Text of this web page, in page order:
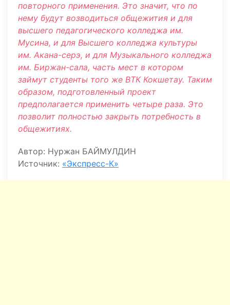
повторного применения. Это значит, что по
нему будут возводиться общежития и для
высшего педагогического колледжа им.
Мусина, и для Высшего колледжа культуры
им. Акана-серэ, и для Музыкального колледжа
им. Биржан-сала, часть мест в котором
займут студенты того же ВТК Кокшетау. Таким
образом, подготовленный проект
предполагается применить четыре раза. Это
позволит полностью закрыть потребность в
общежитиях.
Автор: Нуржан БАЙМУЛДИН
Источник: «Экспресс-К»